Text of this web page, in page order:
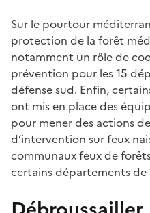
Sur le pourtour
protection de la forêt
notamment un rôle de
prévention pour les 15
défense sud. Enfin,
ont mis en place des
pour mener des actions
d’intervention sur feux
communaux feux de
certains départements de